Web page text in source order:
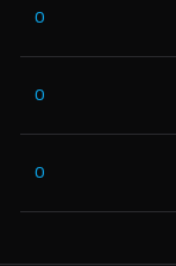
0
0
0